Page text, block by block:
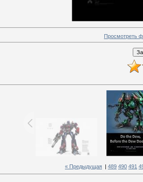
Просмотреть
« Предыдущая 489 490 491